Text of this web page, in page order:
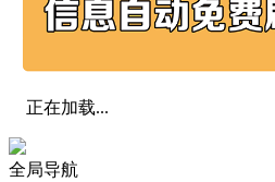
正在加载...
全局导航